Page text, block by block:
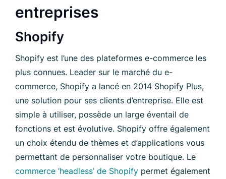
entreprises
Shopify
Shopify est l’une des plateformes e-commerce les
plus connues. Leader sur le marché du e-
commerce, Shopify a lancé en 2014 Shopify Plus,
une solution pour ses clients d’entreprise. Elle est
simple à utiliser, possède un large éventail de
fonctions et est évolutive. Shopify offre également
un choix étendu de thèmes et d’applications vous
permettant de personnaliser votre boutique. Le
commerce ‘headless’ de Shopify permet également